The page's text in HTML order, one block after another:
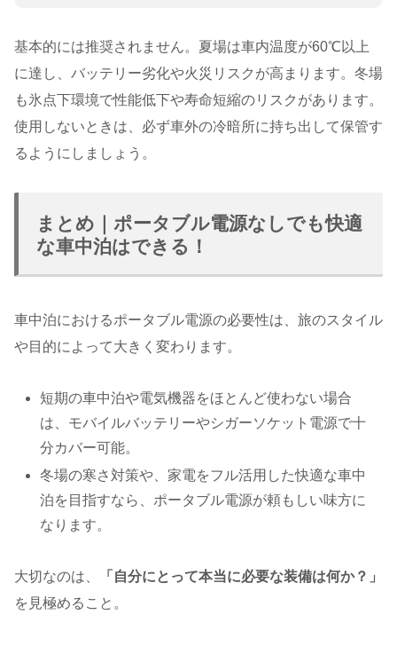
基本的には推奨されません。夏場は車内温度が60℃以上
に達し、バッテリー劣化や火災リスクが高まります。冬場
も氷点下環境で性能低下や寿命短縮のリスクがあります。
使用しないときは、必ず車外の冷暗所に持ち出して保管す
るようにしましょう。
まとめ｜ポータブル電源なしでも快適
な車中泊はできる！
車中泊におけるポータブル電源の必要性は、旅のスタイル
や目的によって大きく変わります。
短期の車中泊や電気機器をほとんど使わない場合
は、モバイルバッテリーやシガーソケット電源で十
分カバー可能。
冬場の寒さ対策や、家電をフル活用した快適な車中
泊を目指すなら、ポータブル電源が頼もしい味方に
なります。
大切なのは、
「自分にとって本当に必要な装備は何か？」
を見極めること。